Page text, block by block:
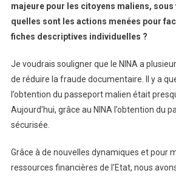
majeure pour les citoyens maliens,
quelles sont les actions menées pour
fiches descriptives individuelles ?
Je voudrais souligner que le NINA a
de réduire la fraude documentaire. Il y a
l’obtention du passeport malien était
Aujourd’hui, grâce au NINA l’obtention du
sécurisée.
Grâce à de nouvelles dynamiques et pour
ressources financières de l’Etat, nous